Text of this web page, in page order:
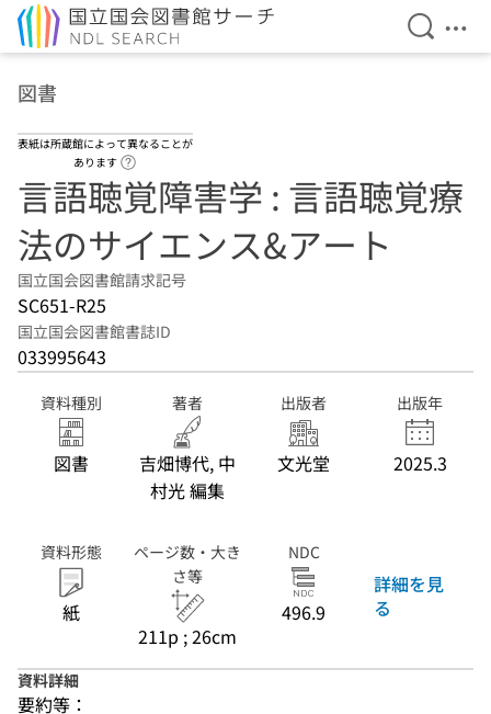
検索を
メ
図書
表紙は所蔵館によって異なることが
あります
言語聴覚障害学 : 言語聴覚療
法のサイエンス&アート
国立国会図書館請求記号
SC651-R25
国立国会図書館書誌ID
033995643
資料種別
図書
著者
吉畑博代, 中
村光 編集
出版者
文光堂
出版年
2025.3
資料形態
紙
ページ数・大き
さ等
211p ; 26cm
NDC
496.9
詳細を見
る
資料詳細
要約等：